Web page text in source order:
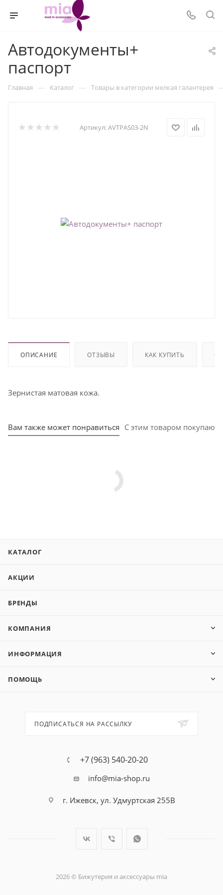
Автодокументы+
паспорт
Главная — Каталог — Товары в категории мелкая галантерея
Артикул:AVTPAS03-2N
ОПИСАНИЕ ОТЗЫВЫ КАК КУПИТЬ
Зернистая матовая кожа.
Вам также может понравиться С этим товаром покупают
КАТАЛОГ
АКЦИИ
БРЕНДЫ
КОМПАНИЯ
ИНФОРМАЦИЯ
ПОМОЩЬ
ПОДПИСАТЬСЯ НА РАССЫЛКУ
+7 (963) 540-20-20
info@mia-shop.ru
г. Ижевск, ул. Удмуртская 255В
2026 © Бижутерия и аксессуары mia